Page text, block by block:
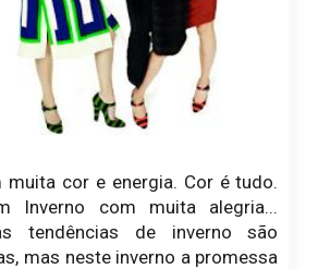
muita cor e energia. Cor é tudo.
Inverno com muita alegria...
tendências de inverno são
mas neste inverno a promessa